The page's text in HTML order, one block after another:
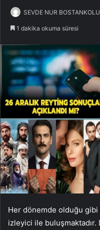
SEVDE NUR BOSTANKOLU
1 dakika okuma süresi
Her dönemde olduğu gibi
izleyici ile buluşmaktadır.